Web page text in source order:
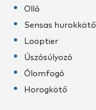
Olló
Sensas hurokkötő
Looptier
Úszósúlyozó
Ólomfogó
Horogkötő